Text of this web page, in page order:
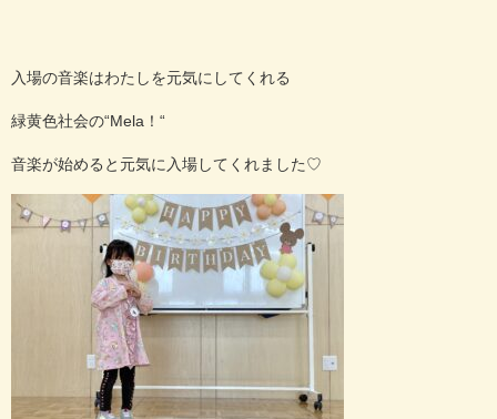
入場の音楽はわたしを元気にしてくれる
緑黄色社会の“Mela ！ “
音楽が始めると元気に入場してくれました♡